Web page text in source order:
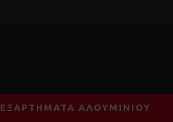
ΕΞΑΡΤΉΜΑΤΑ ΑΛΟΥΜΙΝΊΟΥ